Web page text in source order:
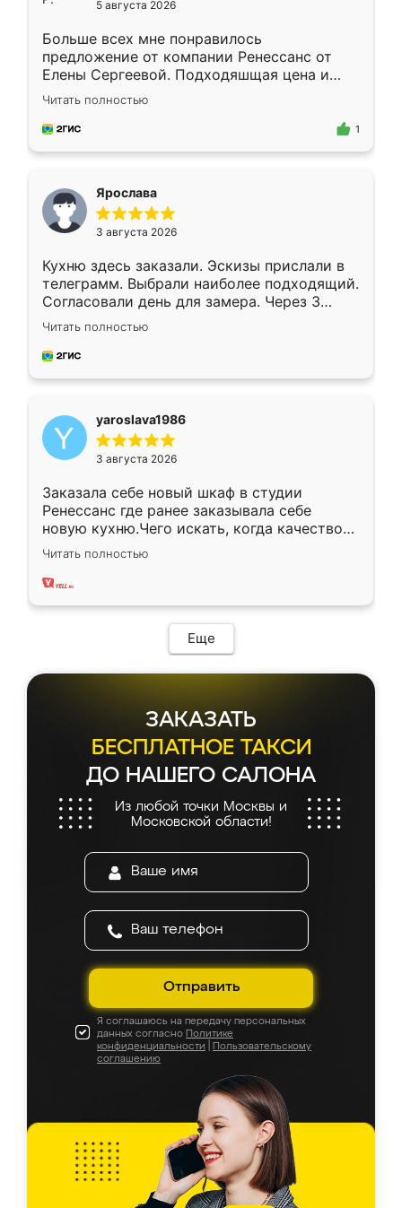
5 августа 2026
Больше всех мне понравилось
предложение от компании Ренессанс от
Елены Сергеевой. Подходяшщая цена и
короткие сроки изготовления. Приехавший
для замера сотрудник Владислав
предложил по моему эскизу самый
Читать полностью
1
Ярослава
3 августа 2026
Кухню здесь заказали. Эскизы прислали в
телеграмм. Выбрали наиболее подходящий.
Согласовали день для замера. Через 3
недели кухня была уже готова. Остались
довольны работой. Спасибо Ренессанс
мебель за качественную работу!
Читать полностью
yaroslava1986
3 августа 2026
Заказала себе новый шкаф в студии
Ренессанс где ранее заказывала себе
новую кухню.Чего искать, когда качеством
вполне довольна. Служит кухня уже почти
два года, нареканий нет.
Читать полностью
Еще
ЗАКАЗАТЬ
БЕСПЛАТНОЕ ТАКСИ
ДО НАШЕГО САЛОНА
Из любой точки Москвы и
Московской области!
Отправить
Я соглашаюсь на передачу персональных
данных согласно Политике
конфиденциальности
Пользовательскому
соглашению